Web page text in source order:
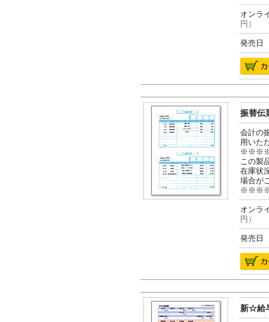
オン
円）
発売日
振替伝
会計の
用いた
この製
在庫状
場合が
オン
円）
発売日
新☆給